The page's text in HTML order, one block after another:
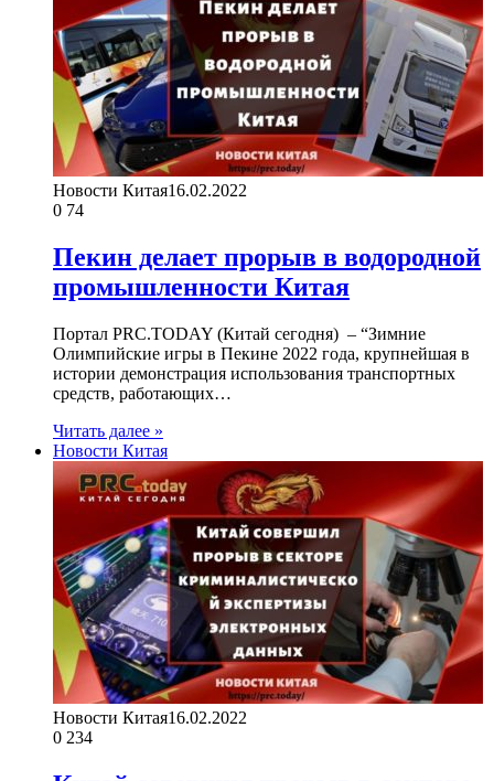
Новости Китая16.02.2022
0 74
Пекин делает прорыв в водородной
промышленности Китая
Портал PRC.TODAY (Китай сегодня) – “Зимние
Олимпийские игры в Пекине 2022 года, крупнейшая в
истории демонстрация использования транспортных
средств, работающих…
Читать далее »
Новости Китая
Новости Китая16.02.2022
0 234